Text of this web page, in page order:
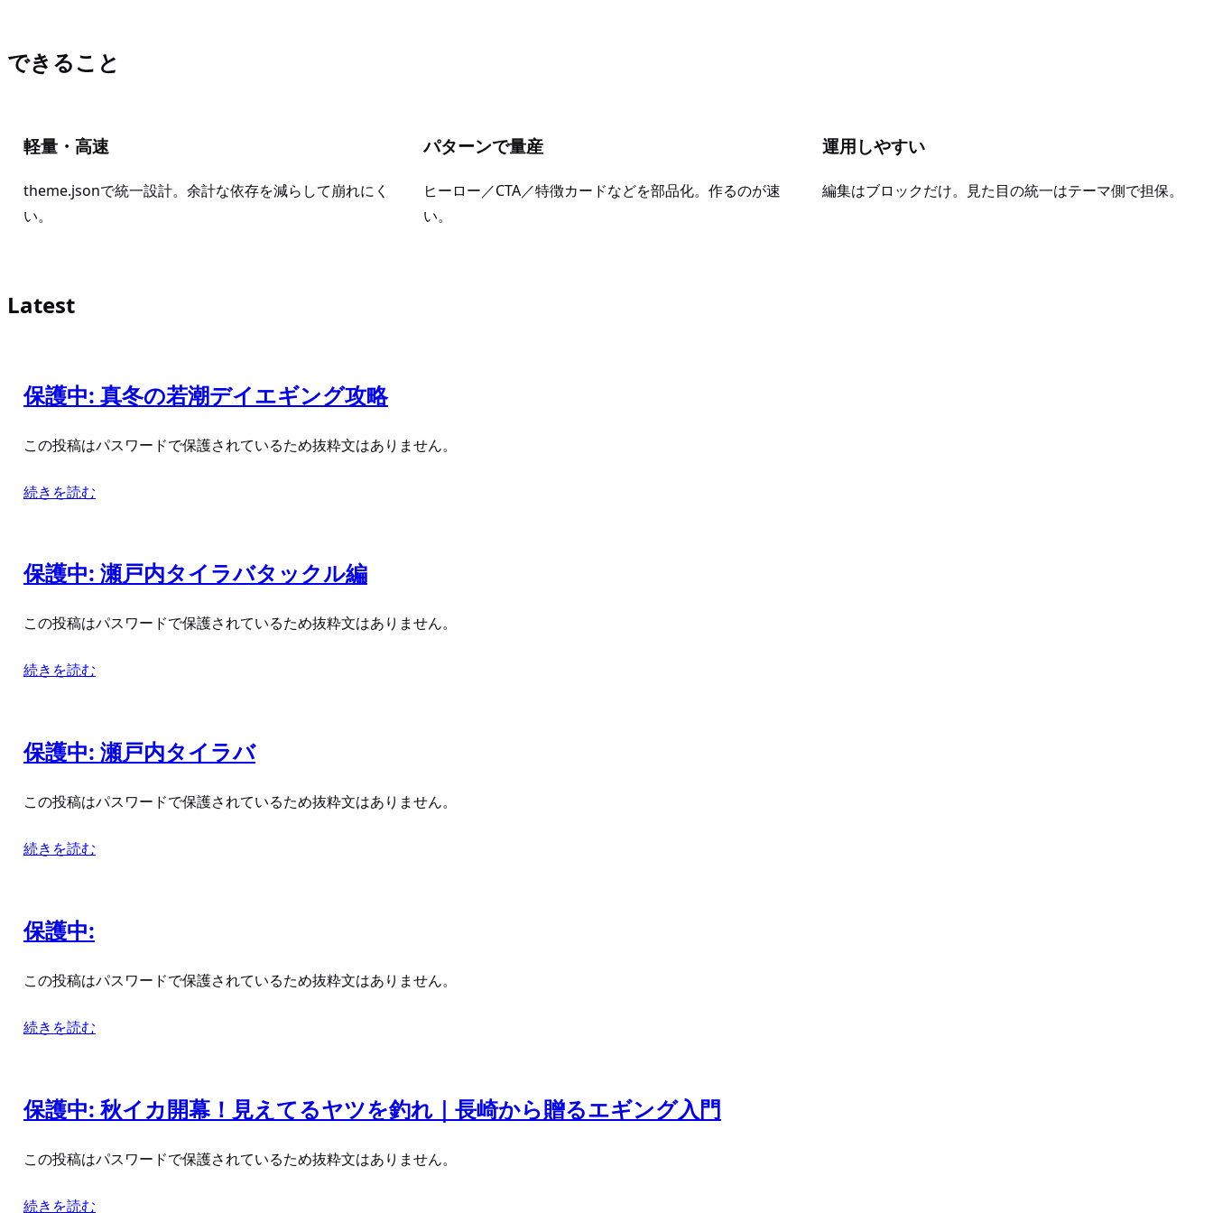
できること
軽量・高速
theme.jsonで統一設計。余計な依存を減らして崩れにく
い。
パターンで量産
ヒーロー／CTA／特徴カードなどを部品化。作るのが速
い。
運用しやすい
編集はブロックだけ。見た目の統一はテーマ側で担保。
Latest
保護中: 真冬の若潮デイエギング攻略
この投稿はパスワードで保護されているため抜粋文はありません。
続きを読む
保護中: 瀬戸内タイラバタックル編
この投稿はパスワードで保護されているため抜粋文はありません。
続きを読む
保護中: 瀬戸内タイラバ
この投稿はパスワードで保護されているため抜粋文はありません。
続きを読む
保護中:
この投稿はパスワードで保護されているため抜粋文はありません。
続きを読む
保護中: 秋イカ開幕！見えてるヤツを釣れ｜長崎から贈るエギング入門
この投稿はパスワードで保護されているため抜粋文はありません。
続きを読む